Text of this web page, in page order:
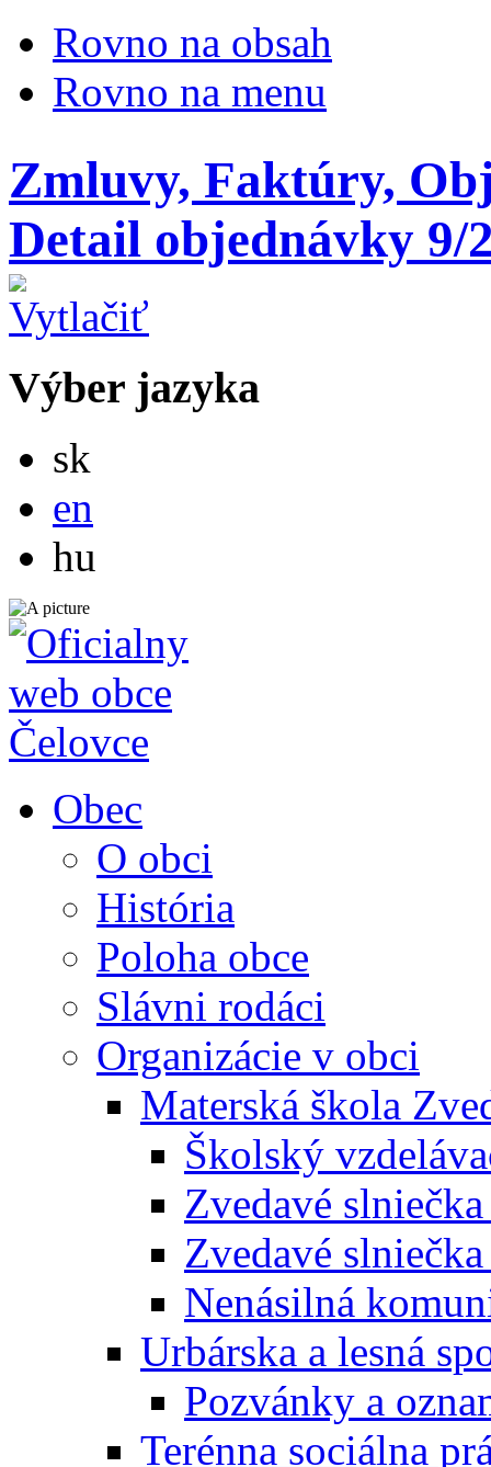
Rovno na obsah
Rovno na menu
Zmluvy, Faktúry,
Detail objednávky 9/
Výber jazyka
sk
en
hu
Obec
O obci
História
Poloha obce
Slávni rodáci
Organizácie v obci
Materská škola
Školský
Zvedavé
Zvedavé
Nenásilná
Urbárska a lesná
Pozvánky a
Terénna sociálna